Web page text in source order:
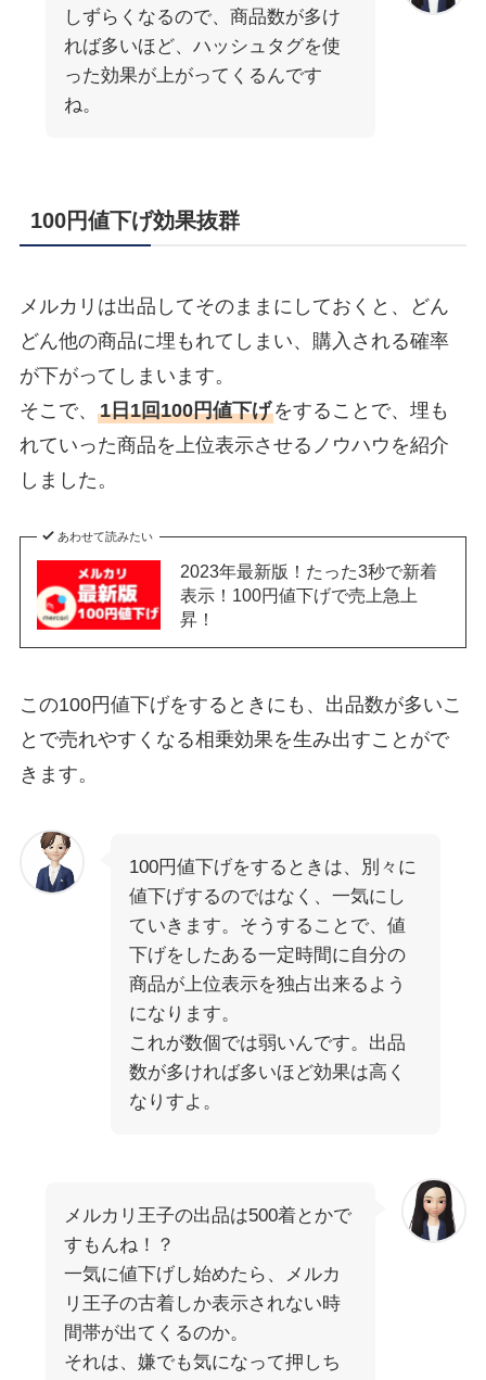
しずらくなるので、商品数が多け
れば多いほど、ハッシュタグを使
った効果が上がってくるんです
ね。
100円値下げ効果抜群
メルカリは出品してそのままにしておくと、どん
どん他の商品に埋もれてしまい、購入される確率
が下がってしまいます。
そこで、 1日1回100円値下げをすることで、埋も
れていった商品を上位表示させるノウハウを紹介
しました。
あわせて読みたい
2023年最新版！たった3秒で新着
表示！100円値下げで売上急上
昇！
この100円値下げをするときにも、出品数が多いこ
とで売れやすくなる相乗効果を生み出すことがで
きます。
100円値下げをするときは、別々に
値下げするのではなく、一気にし
ていきます。そうすることで、値
下げをしたある一定時間に自分の
商品が上位表示を独占出来るよう
になります。
これが数個では弱いんです。出品
数が多ければ多いほど効果は高く
なりすよ。
メルカリ王子の出品は500着とかで
すもんね！？
一気に値下げし始めたら、メルカ
リ王子の古着しか表示されない時
間帯が出てくるのか。
それは、嫌でも気になって押しち